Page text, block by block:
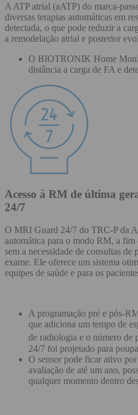
A ATP atrial (aATP) do marca-
diversas terapias automáticas em
detectada, o que pode reduzir a
a remodelação atrial e posterior
O BIOTRONIK Home
distância a carga de FA e
Acesso à RM de última
24/7
O MRI Guard 24/7 do TRC-P da
automática para o modo RM, a
sem a necessidade de consultas de
exame. Ele oferece um sistema
equipes de saúde e para os
A programação pré e pós-
que adiciona um tempo de
de radiologia e o número de
24/7 foi projetado para
O sensor pode ficar ativo
avaliação de até um ano,
qualquer momento dentro